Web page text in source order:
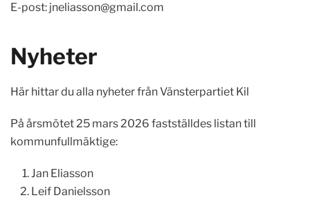
E-post: jneliasson@gmail.com
Nyheter
Här hittar du alla nyheter från Vänsterpartiet Kil
På årsmötet 25 mars 2026 fastställdes listan till
kommunfullmäktige:
Jan Eliasson
Leif Danielsson